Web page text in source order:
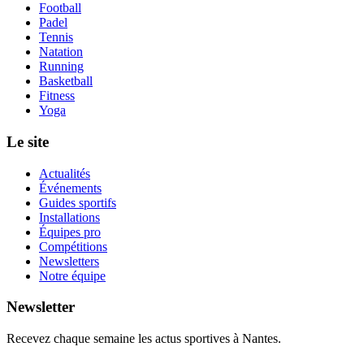
Football
Padel
Tennis
Natation
Running
Basketball
Fitness
Yoga
Le site
Actualités
Événements
Guides sportifs
Installations
Équipes pro
Compétitions
Newsletters
Notre équipe
Newsletter
Recevez chaque semaine les actus sportives à Nantes.